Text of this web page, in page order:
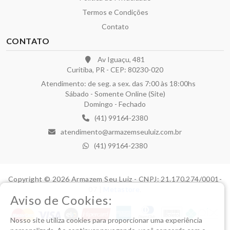
Termos e Condições
Contato
CONTATO
Av Iguaçu, 481
Curitiba, PR - CEP: 80230-020
Atendimento: de seg. a sex. das 7:00 às 18:00hs
Sábado - Somente Online (Site)
Domingo - Fechado
(41) 99164-2380
atendimento@armazemseuluiz.com.br
(41) 99164-2380
Copyright © 2026 Armazem Seu Luiz - CNPJ: 21.170.274/0001-
Aviso de Cookies:
Nosso site utiliza cookies para proporcionar uma experiência